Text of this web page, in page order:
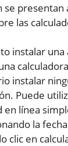
se presentan
las
instalar una
instalar
Puede
en línea
la
clic en